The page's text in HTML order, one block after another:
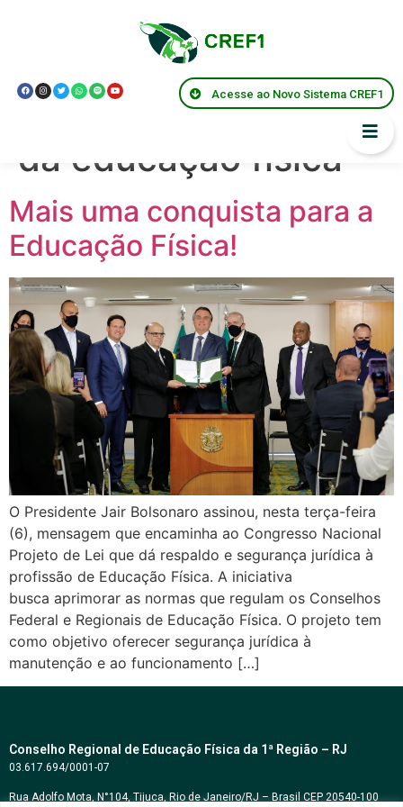
Acesse ao Novo Sistema CREF1
presidente jair
bolsonaro assina lei
pela regulamentação
da educação física
Mais uma conquista para a
Educação Física!
O Presidente Jair Bolsonaro assinou, nesta terça-feira
(6), mensagem que encaminha ao Congresso Nacional
Projeto de Lei que dá respaldo e segurança jurídica à
profissão de Educação Física. A iniciativa
busca aprimorar as normas que regulam os Conselhos
Federal e Regionais de Educação Física. O projeto tem
como objetivo oferecer segurança jurídica à
manutenção e ao funcionamento […]
Conselho Regional de Educação Física da 1ª Região – RJ
03.617.694/0001-07
Rua Adolfo Mota, N°104, Tijuca, Rio de Janeiro/RJ – Brasil CEP 20540-100